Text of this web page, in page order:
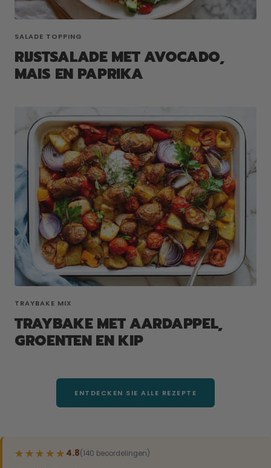
SALADE TOPPING
RIJSTSALADE MET AVOCADO,
MAIS EN PAPRIKA
TRAYBAKE MIX
TRAYBAKE MET AARDAPPEL,
GROENTEN EN KIP
ENTDECKEN SIE ALLE REZEPTE
★★★★★
★★★★★ 4.8(140 beoordelingen)